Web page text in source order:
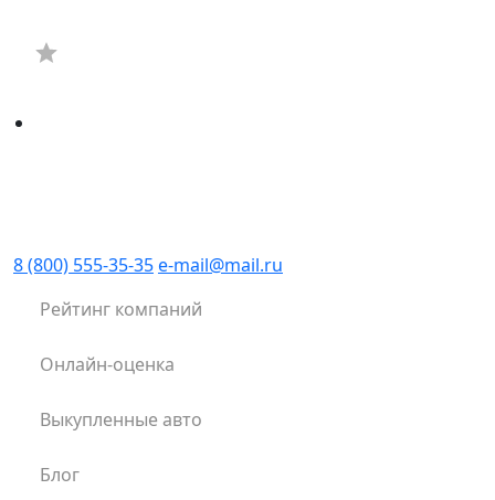
Рейтинг компаний
Онлайн-оценка
Выкупленные авто
Блог
8 (800) 555-35-35e-mail@mail.ru